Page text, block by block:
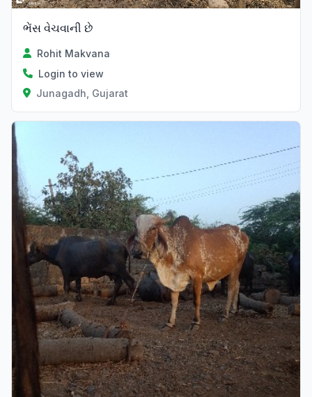
ભેંસ વેચવાની છે
Rohit Makvana
Login to view
Junagadh, Gujarat